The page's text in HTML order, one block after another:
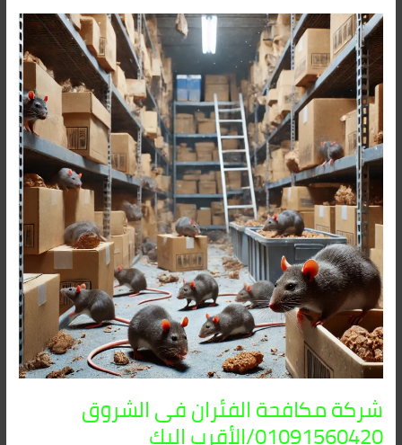
شركة مكافحة الفئران فى الشروق
01091560420/الأقرب اليك
شركة
مكافحة
الفئران
فى
الشروق
01091560420/
الأقرب
اليك